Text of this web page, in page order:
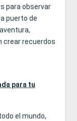
para observar
puerto de
crear recuerdos
para tu
el mundo,